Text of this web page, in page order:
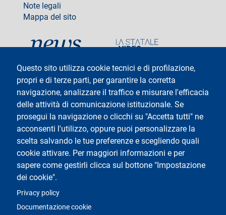
Questo sito utilizza cookie tecnici e di profilazione,
propri e di terze parti, per garantire la corretta
navigazione, analizzare il traffico e misurare l'efficacia
delle attività di comunicazione istituzionale. Se
prosegui la navigazione o clicchi su "Accetta tutti" ne
acconsenti l'utilizzo, oppure puoi personalizzare la
scelta salvando le tue preferenze e scegliendo quali
cookie attivare. Per maggiori informazioni e per
sapere come gestirli clicca sul bottone "Impostazione
dei cookie".
Privacy policy
Documentazione cookie
Note legali
Mappa del sito
Testo
Università degli Studi di Milano
Via Festa del Perdono 7 - 20122 Milano
Tel: +39 02 5032 5032
InformaStudenti
Posta Elettronica Certificata
C.F. 80012650158 - P.I. 03064870151
Codice LEI
social
Logo